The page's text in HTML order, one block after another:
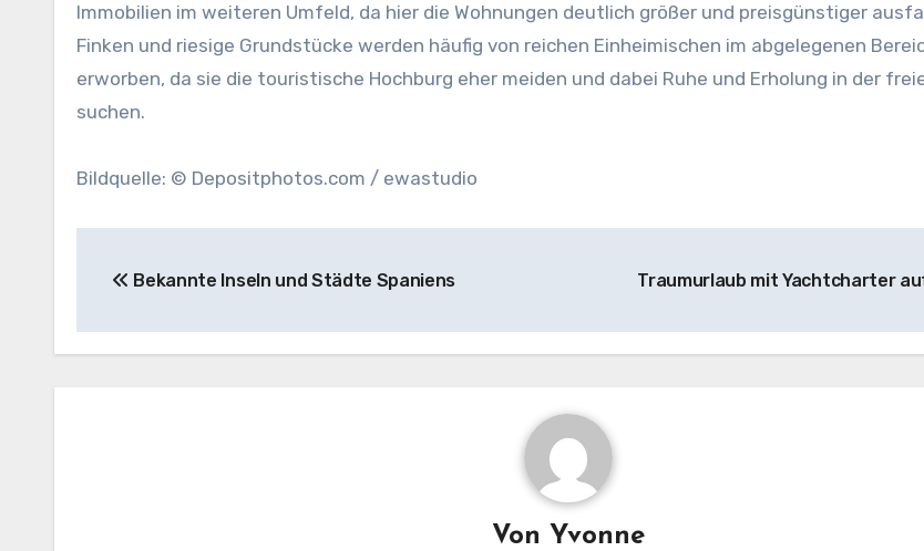
Immobilien im weiteren Umfeld, da hier die Wohnungen deutlich größer und preisgünstiger
Finken und riesige Grundstücke werden häufig von reichen Einheimischen im abgelegenen
erworben, da sie die touristische Hochburg eher meiden und dabei Ruhe und Erholung in der
suchen.
Bildquelle: © Depositphotos.com / ewastudio
Bekannte Inseln und Städte Spaniens Traumurlaub mit Yachtcharter
Von Yvonne